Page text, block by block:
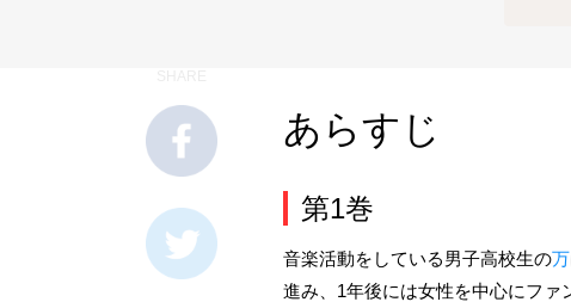
あらすじ
第1巻
音楽活動をしている男子高校生の万
進み、1年後には女性を中心にファ